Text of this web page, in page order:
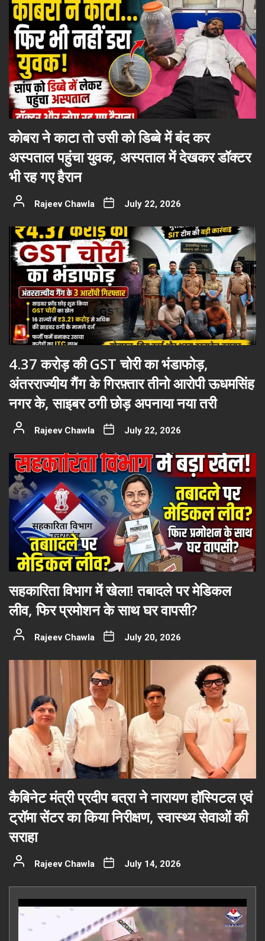
कोबरा ने काटा तो उसी को डिब्बे में बंद कर
अस्पताल पहुंचा युवक, अस्पताल में देखकर डॉक्टर
भी रह गए हैरान
Rajeev Chawla July 22, 2026
4.37 करोड़ की GST चोरी का भंडाफोड़,
अंतरराज्यीय गैंग के गिरफ़्तार तीनो आरोपी ऊधमसिंह
नगर के, साइबर ठगी छोड़ अपनाया नया तरी
Rajeev Chawla July 22, 2026
सहकारिता विभाग में खेला! तबादले पर मेडिकल
लीव, फिर प्रमोशन के साथ घर वापसी?
Rajeev Chawla July 20, 2026
कैबिनेट मंत्री प्रदीप बत्रा ने नारायण हॉस्पिटल एवं
ट्रॉमा सेंटर का किया निरीक्षण, स्वास्थ्य सेवाओं की
सराहा
Rajeev Chawla July 14, 2026